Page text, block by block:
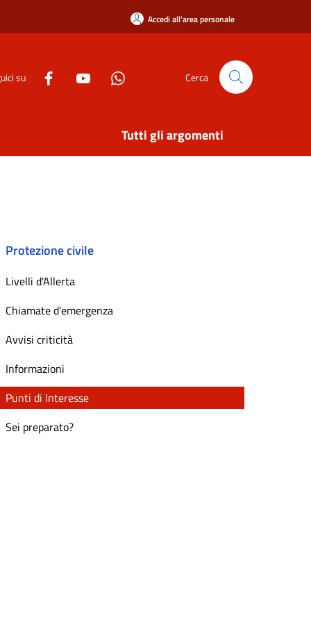
Accedi all'area personale
su Cerca
Tutti gli argomenti
Protezione civile
Livelli d'Allerta
Chiamate d'emergenza
Avvisi criticità
Informazioni
Punti di Interesse
Sei preparato?